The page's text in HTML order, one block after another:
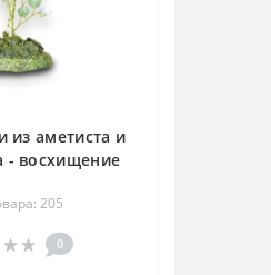
из аметиста и
- восхищение
205
0